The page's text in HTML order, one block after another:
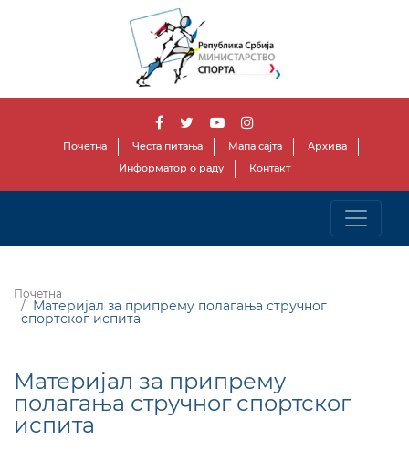
Почетна Честа питања Мапа сајта
Архива
Информатор о раду
Контакт
Почетна
Материјал за припрему полагања стручног
спортског испита
Материјал за припрему
полагања стручног спортског
испита